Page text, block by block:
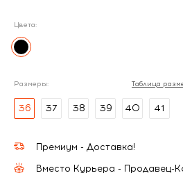
Цвета:
Размеры: Таблица
36 37 38 39 40 41
Премиум - Доставка!
Вместо Курьера - Продавец-